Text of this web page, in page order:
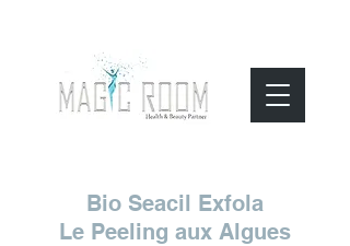
Bio Seacil Exfola
Le Peeling aux Algues